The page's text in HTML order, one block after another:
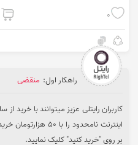
0
راهکار اول: منقضی
اینترنت نامحدود
بر روی "خرید کنید" کلیک نمایید.